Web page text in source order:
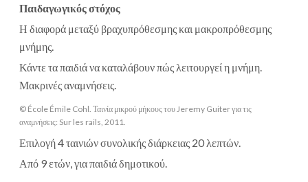
Παιδαγωγικός στόχος
Η διαφορά μεταξύ βραχυπρόθεσμης και μακροπρόθεσμης
μνήμης.
Κάντε τα παιδιά να καταλάβουν πώς λειτουργεί η μνήμη.
Μακρινές αναμνήσεις.
© École Émile Cohl. Ταινία μικρού μήκους του Jeremy Guiter για τις
αναμνήσεις: Sur les rails, 2011.
Επιλογή 4 ταινιών συνολικής διάρκειας 20 λεπτών.
Από 9 ετών, για παιδιά δημοτικού.